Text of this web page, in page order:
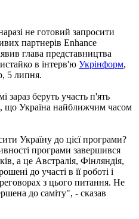
не готовий запросити
партнерів Enhance
глава представництва
в інтерв'ю Укрінформ,
5 липня.
зараз беруть участь п'ять
що Україна найближчим часом
Україну до цієї програми?
програми завершився
а це Австралія, Фінляндія,
до участі в її роботі і
з цього питання. Не
до саміту", - сказав